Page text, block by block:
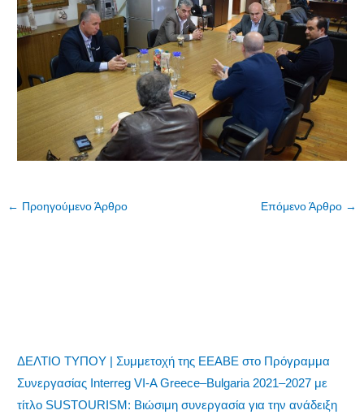
← Προηγούμενο Άρθρο Επόμενο Άρθρο →
ΔΕΛΤΙΟ ΤΥΠΟΥ | Συμμετοχή της ΕΕΑΒΕ στο Πρόγραμμα
Συνεργασίας Interreg VI-A Greece–Bulgaria 2021–2027 με
τίτλο SUSTOURISM: Βιώσιμη συνεργασία για την ανάδειξη